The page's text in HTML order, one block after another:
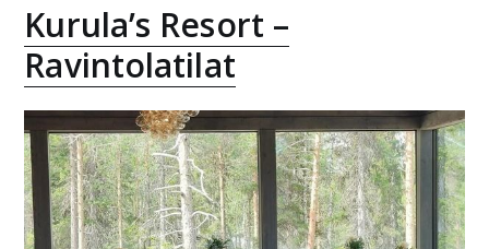
Kurula’s Resort –
Ravintolatilat